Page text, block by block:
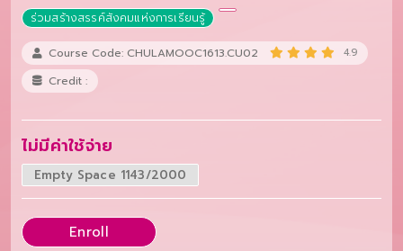
ร่วมสร้างสรรค์สังคมแห่งการเรียนรู้
Course Code: CHULAMOOC1613.CU02 4.9
Credit :
ไม่มีค่าใช้จ่าย
Empty Space 1143/2000
Enroll